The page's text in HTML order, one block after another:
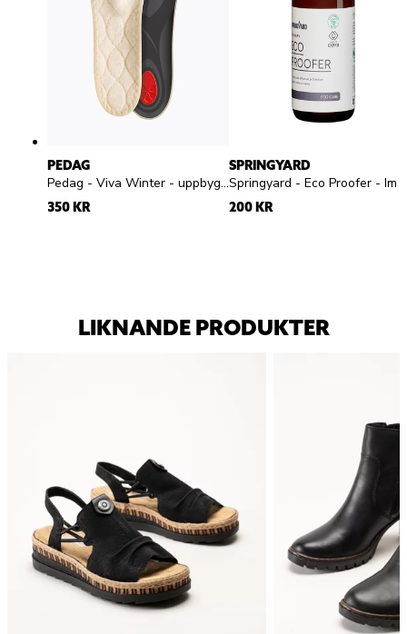
PEDAG
Pedag - Viva Winter - uppbyggd sula i ull dam herr
350 KR
SPRINGYARD
200 KR
LIKNANDE PRODUKTER